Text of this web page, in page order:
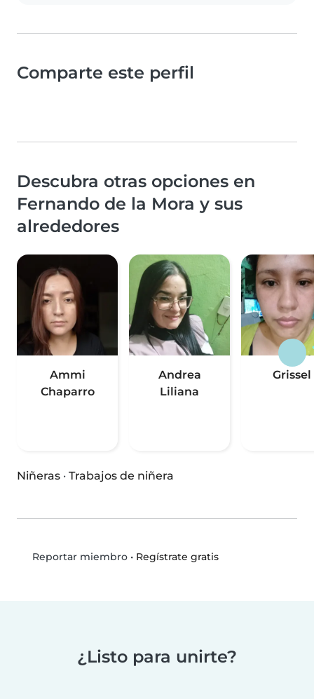
Comparte este perfil
Descubra otras opciones en
Fernando de la Mora y sus
alrededores
Ammi
Chaparro
Andrea
Liliana
Grissel
Niñeras · Trabajos de niñera
Reportar miembro• Regístrate gratis
¿Listo para unirte?